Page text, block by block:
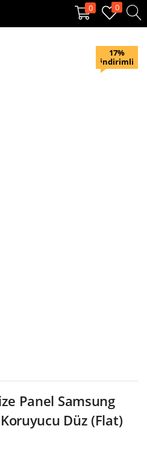
0 0
KAYIT OL
17%
indirimli
Panel Samsung
Düz (Flat)